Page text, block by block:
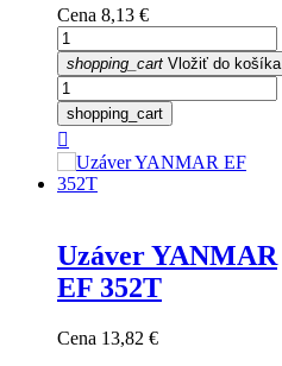
Cena 8,13 €
shopping_cart Vložiť do košíka
shopping_cart

Uzáver YANMAR
EF 352T
Cena 13,82 €